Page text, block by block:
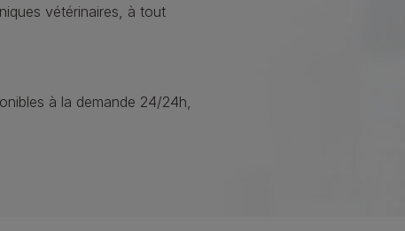
vétérinaires, à tout
à la demande 24/24h,